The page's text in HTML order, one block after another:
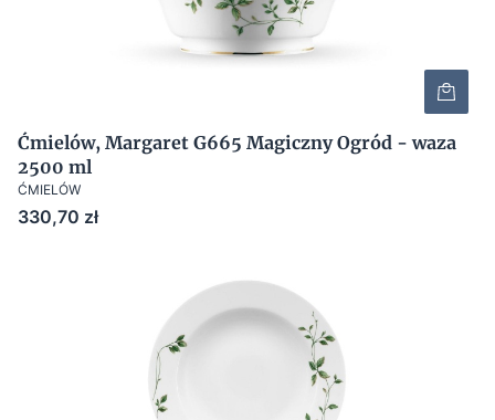
Ćmielów, Margaret G665 Magiczny Ogród - waza
2500 ml
ĆMIELÓW
Cena
330,70 zł